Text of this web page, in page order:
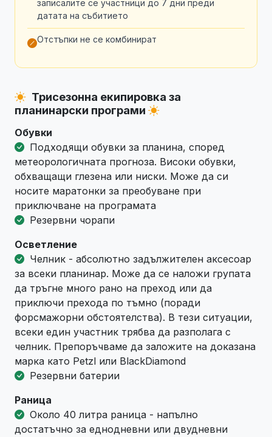
записалите се участници до 7 дни преди
датата на събитието
Отстъпки не се комбинират
Трисезонна екипировка за
планинарски програми
Обувки
Подходящи обувки за планина, според
метеорологичната прогноза. Високи обувки,
обхващащи глезена или ниски. Може да си
носите маратонки за преобуване при
приключване на програмата
Резервни чорапи
Осветление
Челник - абсолютно задължителен аксесоар
за всеки планинар. Може да се наложи групата
да тръгне много рано на преход или да
приключи прехода по тъмно (поради
форсмажорни обстоятелства). В тези ситуации,
всеки един участник трябва да разполага с
челник. Препоръчваме да заложите на доказана
марка като Petzl или BlackDiamond
Резервни батерии
Раница
Около 40 литра раница - напълно
достатъчно за еднодневни или двудневни